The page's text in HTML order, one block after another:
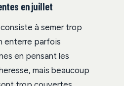
en juillet
à semer trop
enterre parfois
en pensant les
mais beaucoup